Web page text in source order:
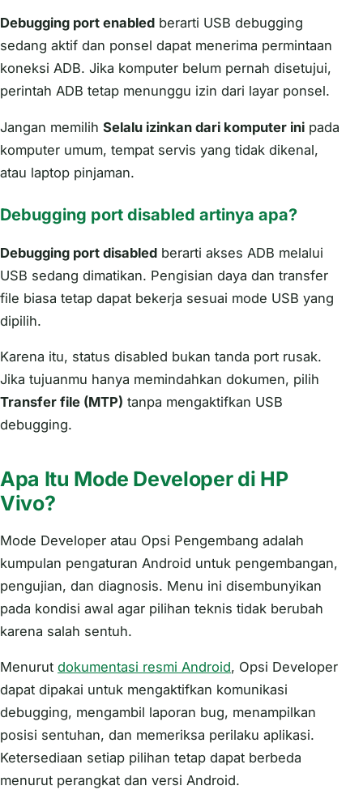
Debugging port enabled berarti USB debugging
sedang aktif dan ponsel dapat menerima permintaan
koneksi ADB. Jika komputer belum pernah disetujui,
perintah ADB tetap menunggu izin dari layar ponsel.
Jangan memilih Selalu izinkan dari komputer ini pada
komputer umum, tempat servis yang tidak dikenal,
atau laptop pinjaman.
Debugging port disabled artinya apa?
Debugging port disabled berarti akses ADB melalui
USB sedang dimatikan. Pengisian daya dan transfer
file biasa tetap dapat bekerja sesuai mode USB yang
dipilih.
Karena itu, status disabled bukan tanda port rusak.
Jika tujuanmu hanya memindahkan dokumen, pilih
Transfer file (MTP) tanpa mengaktifkan USB
debugging.
Apa Itu Mode Developer di HP
Vivo?
Mode Developer atau Opsi Pengembang adalah
kumpulan pengaturan Android untuk pengembangan,
pengujian, dan diagnosis. Menu ini disembunyikan
pada kondisi awal agar pilihan teknis tidak berubah
karena salah sentuh.
Menurut dokumentasi resmi Android, Opsi Developer
dapat dipakai untuk mengaktifkan komunikasi
debugging, mengambil laporan bug, menampilkan
posisi sentuhan, dan memeriksa perilaku aplikasi.
Ketersediaan setiap pilihan tetap dapat berbeda
menurut perangkat dan versi Android.